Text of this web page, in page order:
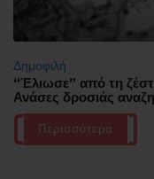
Δημοφιλή
“Έλιωσε” από τη
Ανάσες δροσιάς
Περισσότερα